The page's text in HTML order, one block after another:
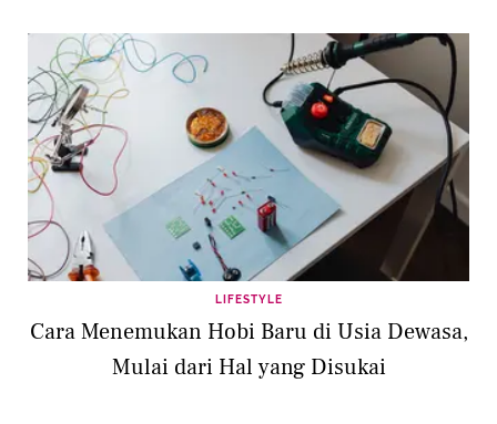
LIFESTYLE
Cara Menemukan Hobi Baru di Usia Dewasa,
Mulai dari Hal yang Disukai